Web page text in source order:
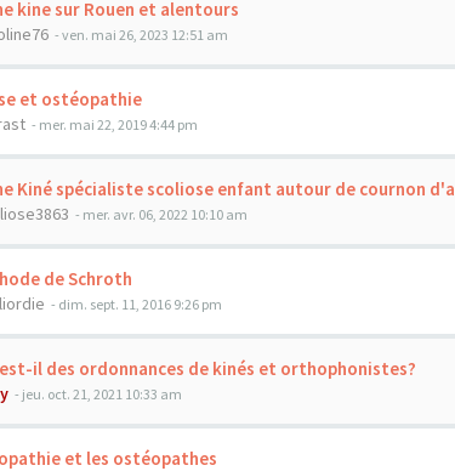
kine sur Rouen et alentours
- ven. mai 26, 2023 12:51 am
et ostéopathie
- mer. mai 22, 2019 4:44 pm
Kiné spécialiste scoliose enfant autour de cournon
- mer. avr. 06, 2022 10:10 am
de Schroth
- dim. sept. 11, 2016 9:26 pm
il des ordonnances de kinés et orthophonistes?
- jeu. oct. 21, 2021 10:33 am
et les ostéopathes